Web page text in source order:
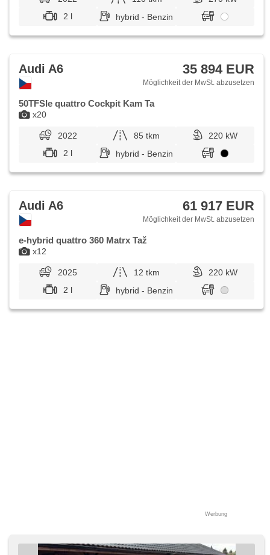
Kopflehnen, Garantie, el. tažné zařízení, digitální přístrojová
2 l
hybrid - Benzin
x20
Audi A6 35 894 EUR
Möglichkeit der MwSt. abzusetzen
50TFSIe quattro Cockpit Kam Ta
2022 85 tkm
220 kW
2 l
hybrid - Benzin
x12
Audi A6 61 917 EUR
Möglichkeit der MwSt. abzusetzen
e-hybrid quattro 360 Matrx Taž
2025 12 tkm
220 kW
2 l
hybrid - Benzin
Werbung